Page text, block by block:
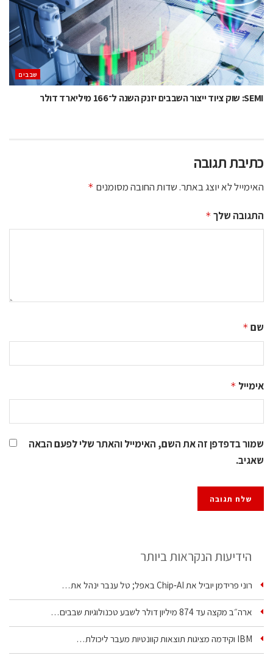
‫שבבים‬
SEMI: שוק ציוד ייצור השבבים יזנק השנה ל־166 מיליארד דולר
כתיבת תגובה
האימייל לא יוצג באתר.שדות החובה מסומנים *
התגובה שלך *
שם *
אימייל *
שמור בדפדפן זה את השם, האימייל והאתר שלי לפעם הבאה
שאגיב.
הידיעות הנקראות ביותר
רוני פרידמן יוביל את Chip‑AI באפל; טל ענבר ינהל את…
ארה״ב מקצה עד 874 מיליון דולר לשבע טכנולוגיות שבבים…
IBM וקידמה מציגות תוצאות קוונטיות מעבר ליכולת…